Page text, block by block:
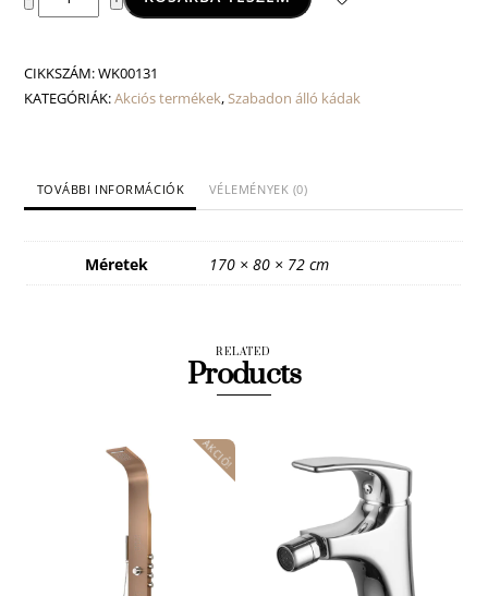
kád
CIKKSZÁM:WK00131
KATEGÓRIÁK:Akciós termékek,Szabadon álló kádak
TOVÁBBI INFORMÁCIÓK VÉLEMÉNYEK (0)
Méretek 170 × 80 × 72 cm
RELATED
Products
AKCIÓ!